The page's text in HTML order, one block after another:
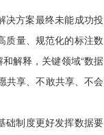
决方案最终未能成功投
质量、规范化的标注数
解释，关键领域“数据
共享、不敢共享、不会
础制度更好发挥数据要